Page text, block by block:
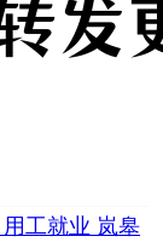
用工就业 岚皋